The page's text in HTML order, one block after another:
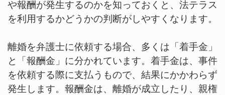
や報酬が発生するのかを知っておくと、法テラス
を利用するかどうかの判断がしやすくなります。
離婚を弁護士に依頼する場合、多くは「着手金」
と「報酬金」に分かれています。着手金は、事件
を依頼する際に支払うもので、結果にかかわらず
発生します。報酬金は、離婚が成立したり、親権